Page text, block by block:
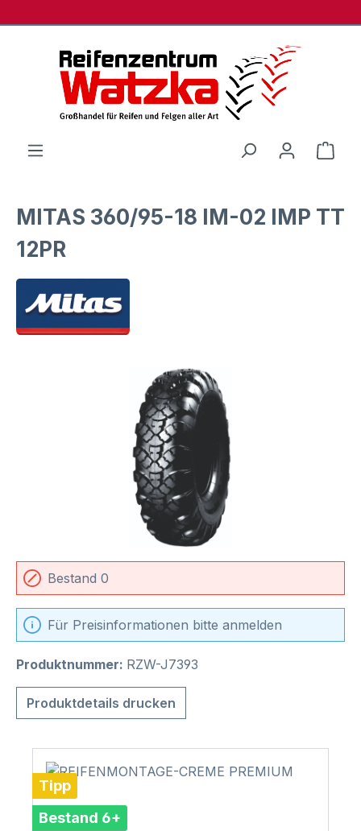
MITAS 360/95-18 IM-02 IMP TT
12PR
Bildergalerie überspringen
Bestand 0
Für Preisinformationen bitte anmelden
Produktnummer: RZW-J7393
Produktdetails drucken
Tipp
Bestand 6+